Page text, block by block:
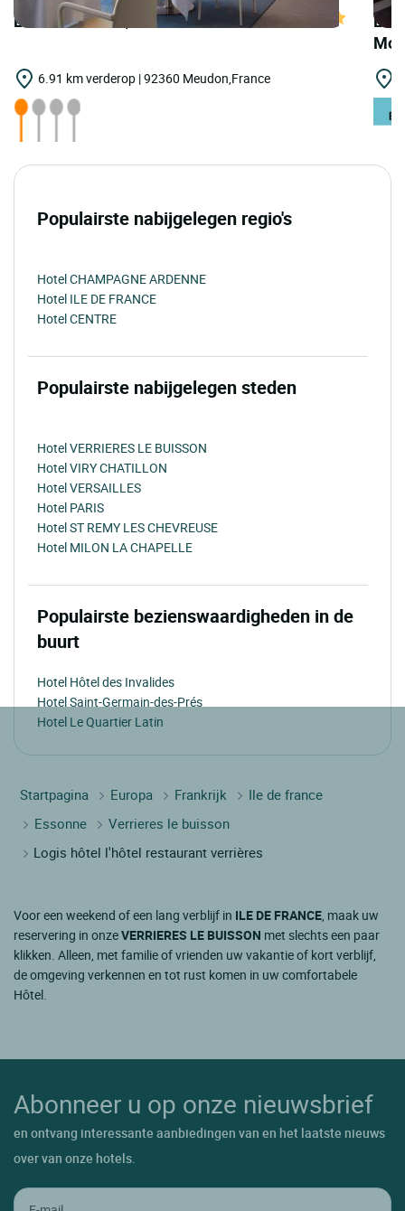
LOGIS HOTELS | Teritoria Restaurant Adour
6.91 km verderop | 92360 Meudon,France
Populairste nabijgelegen regio's
Hotel CHAMPAGNE ARDENNE
Hotel ILE DE FRANCE
Hotel CENTRE
Populairste nabijgelegen steden
Hotel VERRIERES LE BUISSON
Hotel VIRY CHATILLON
Hotel VERSAILLES
Hotel PARIS
Hotel ST REMY LES CHEVREUSE
Hotel MILON LA CHAPELLE
Populairste bezienswaardigheden in de
buurt
Hotel Hôtel des Invalides
Hotel Saint-Germain-des-Prés
Hotel Le Quartier Latin
Startpagina Europa Frankrijk
Ile de france
Essonne
Verrieres le buisson
Logis hôtel l'hôtel restaurant verrières
Voor een weekend of een lang verblijf in ILE DE FRANCE, maak uw
reservering in onzeVERRIERES LE BUISSON met slechts een paar
klikken. Alleen, met familie of vrienden uw vakantie of kort verblijf,
de omgeving verkennen en tot rust komen in uw comfortabele
Hôtel.
Abonneer u op onze nieuwsbrief
en ontvang interessante aanbiedingen van en het laatste nieuws
over van onze hotels.